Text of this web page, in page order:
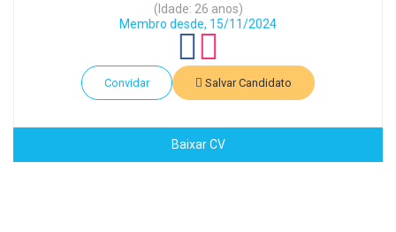
(Idade: 26 anos)
Membro desde, 15/11/2024
Convidar Salvar Candidato
Baixar CV